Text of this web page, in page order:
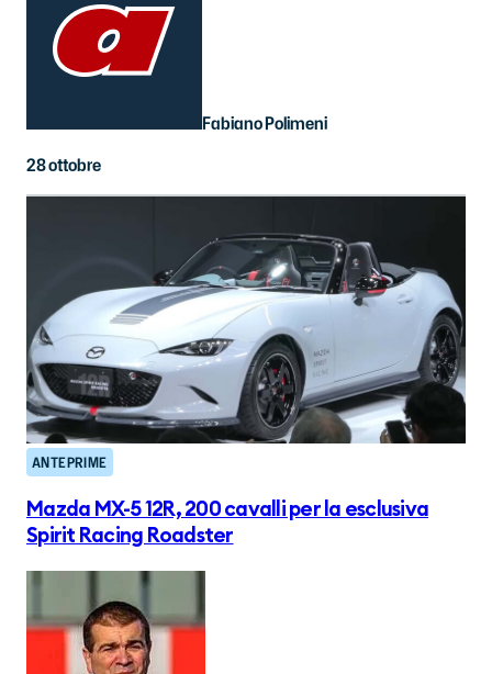
Fabiano Polimeni
28 ottobre
ANTEPRIME
Mazda MX-5 12R, 200 cavalli per la esclusiva
Spirit Racing Roadster